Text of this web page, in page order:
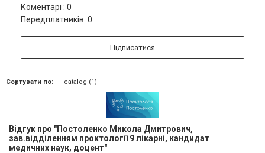
Коментарі : 0
Передплатників: 0
Підписатися
Сортувати по: catalog (1)
Відгук про "Постоленко Микола Дмитрович,
зав.відділенням проктології 9 лікарні, кандидат
медичних наук, доцент"